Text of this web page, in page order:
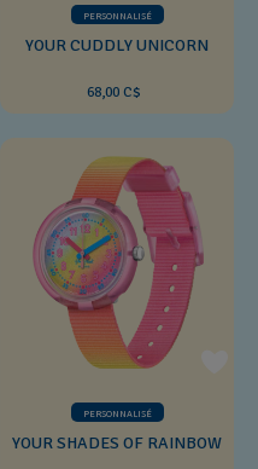
PERSONNALISÉ
YOUR CUDDLY UNICORN
68,00 C$
PERSONNALISÉ
YOUR SHADES OF RAINBOW